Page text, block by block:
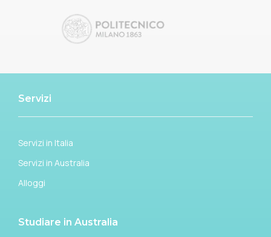
Servizi
Servizi in Italia
Servizi in Australia
Alloggi
Studiare in Australia